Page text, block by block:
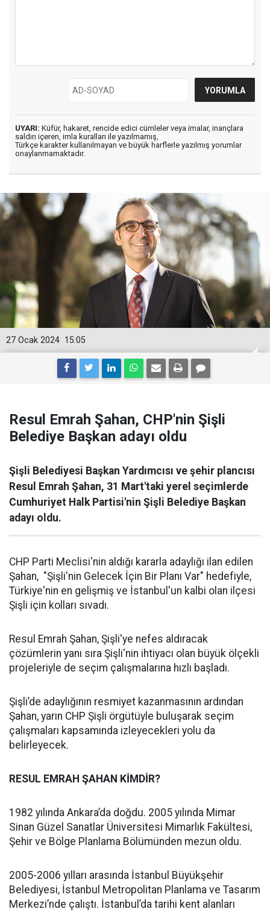
UYARI: Küfür, hakaret, rencide edici cümleler veya imalar, inançlara
saldırı içeren, imla kuralları ile yazılmamış,
Türkçe karakter kullanılmayan ve büyük harflerle yazılmış yorumlar
onaylanmamaktadır.
15:05
27 Ocak 2024
Resul Emrah Şahan, CHP'nin Şişli
Belediye Başkan adayı oldu
Şişli Belediyesi Başkan Yardımcısı ve şehir plancısı
Resul Emrah Şahan, 31 Mart'taki yerel seçimlerde
Cumhuriyet Halk Partisi'nin Şişli Belediye Başkan
adayı oldu.
CHP Parti Meclisi'nin aldığı kararla adaylığı ilan edilen
Şahan, "Şişli'nin Gelecek İçin Bir Planı Var" hedefiyle,
Türkiye'nin en gelişmiş ve İstanbul'un kalbi olan ilçesi
Şişli için kolları sıvadı.
Resul Emrah Şahan, Şişli'ye nefes aldıracak
çözümlerin yanı sıra Şişli'nin ihtiyacı olan büyük ölçekli
projeleriyle de seçim çalışmalarına hızlı başladı.
Şişli’de adaylığının resmiyet kazanmasının ardından
Şahan, yarın CHP Şişli örgütüyle buluşarak seçim
çalışmaları kapsamında izleyecekleri yolu da
belirleyecek.
RESUL EMRAH ŞAHAN KİMDİR?
1982 yılında Ankara’da doğdu. 2005 yılında Mimar
Sinan Güzel Sanatlar Üniversitesi Mimarlık Fakültesi,
Şehir ve Bölge Planlama Bölümünden mezun oldu.
2005-2006 yılları arasında İstanbul Büyükşehir
Belediyesi, İstanbul Metropolitan Planlama ve Tasarım
Merkezi’nde çalıştı. İstanbul’da tarihi kent alanları